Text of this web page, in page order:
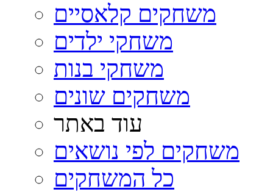
משחקים קלאסיים
משחקי ילדים
משחקי בנות
משחקים שונים
עוד באתר
משחקים לפי נושאים
כל המשחקים